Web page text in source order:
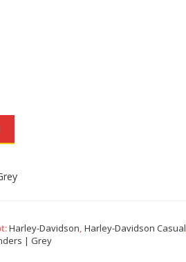
Harley-Davidson,Harley-Davidson Casual
| Grey